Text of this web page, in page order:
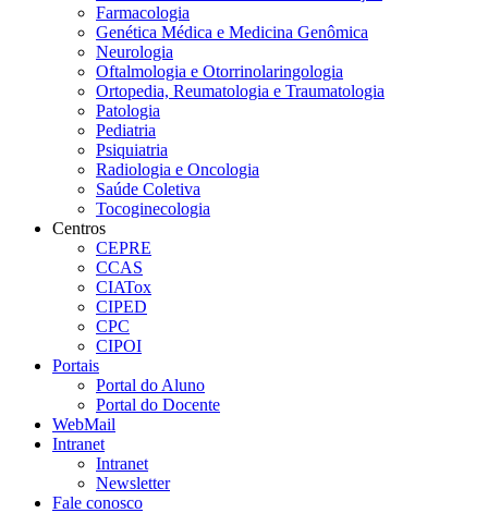
Farmacologia
Genética Médica e Medicina Genômica
Neurologia
Oftalmologia e Otorrinolaringologia
Ortopedia, Reumatologia e Traumatologia
Patologia
Pediatria
Psiquiatria
Radiologia e Oncologia
Saúde Coletiva
Tocoginecologia
Centros
CEPRE
CCAS
CIATox
CIPED
CPC
CIPOI
Portais
Portal do Aluno
Portal do Docente
WebMail
Intranet
Intranet
Newsletter
Fale conosco